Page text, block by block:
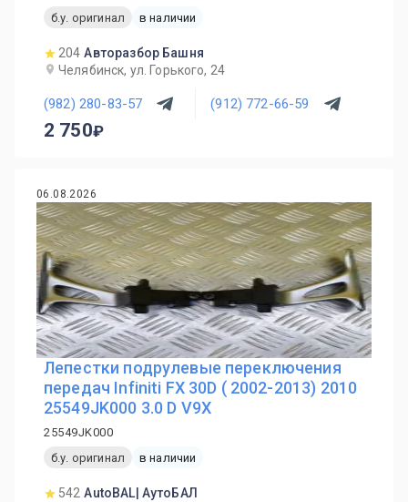
б.у. оригинал
в наличии
204 Авторазбор Башня
Челябинск, ул. Горького, 24
(982) 280-83-57 (912) 772-66-59
2 750
06.08.2026
Лепестки подрулевые переключения
передач Infiniti FX 30D ( 2002-2013) 2010
25549JK000 3.0 D V9X
25549JK000
б.у. оригинал
в наличии
542 AutoBAL| АутоБАЛ